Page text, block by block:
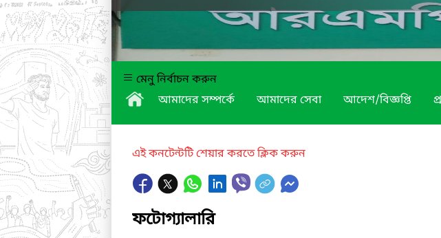
মেনু নির্বাচন করুন
আমাদের সম্পর্কে
আমাদের সেবা আদেশ/বিজ্ঞপ্তি
এই কনটেন্টটি শেয়ার করতে ক্লিক করুন
ফটোগ্যালারি